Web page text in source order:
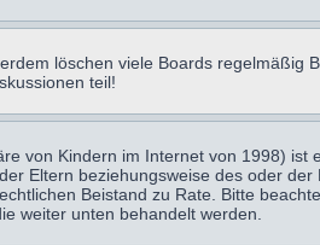
löschen viele Boards regelmäßig
teil!
von Kindern im Internet von 1998) ist
Eltern beziehungsweise des oder
Beistand zu Rate. Bitte
weiter unten behandelt werden.